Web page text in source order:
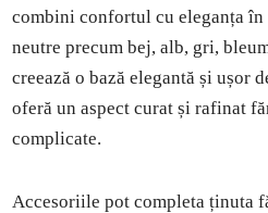
combini confortul cu eleganța
neutre precum bej, alb, gri,
creează o bază elegantă și ușor
oferă un aspect curat și rafinat
complicate.
Accesoriile pot completa ținuta